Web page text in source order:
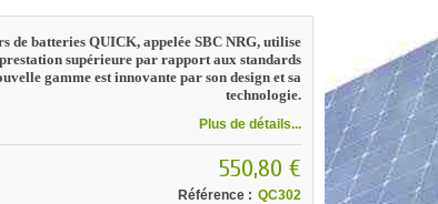
de batteries QUICK, appelée SBC NRG, utilise
supérieure par rapport aux standards
gamme est innovante par son design et sa
technologie.
Plus de détails...
550,80 €
Référence : QC302